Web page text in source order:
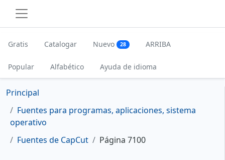
Gratis Catalogar Nuevo 28 ARRIBA
Popular Alfabético Ayuda de idioma
Principal
Fuentes para programas, aplicaciones, sistema
operativo
Fuentes de CapCut
Página 7100